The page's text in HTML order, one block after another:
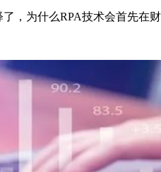
，为什么RPA技术会首先在